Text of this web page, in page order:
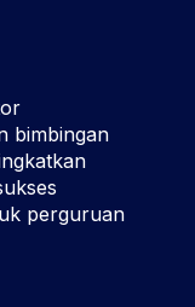
bimbingan
perguruan